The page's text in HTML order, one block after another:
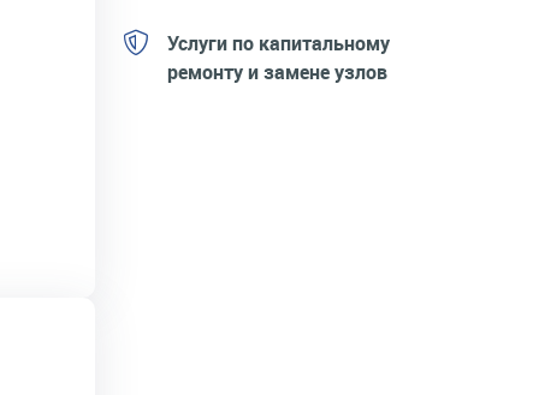
Услуги по капитальному
ремонту и замене узлов